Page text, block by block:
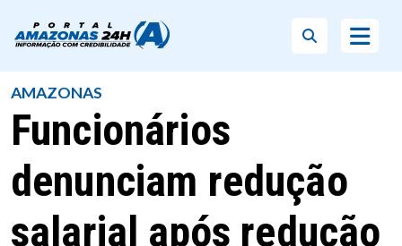
AMAZONAS
Funcionários
denunciam redução
salarial após redução